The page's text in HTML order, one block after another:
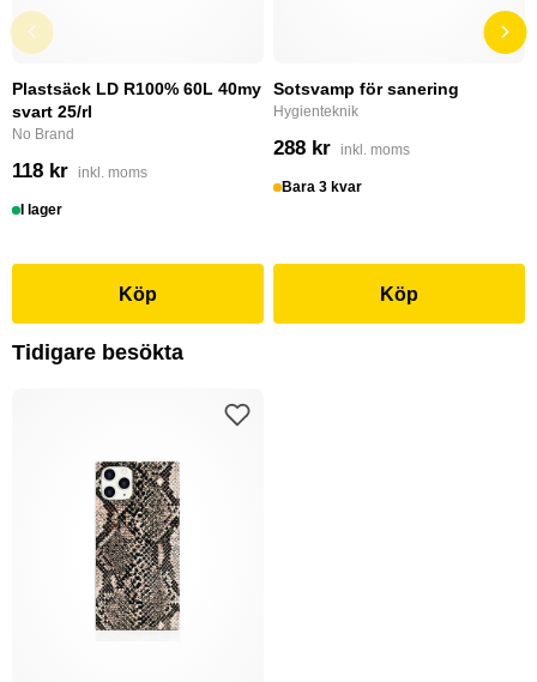
Plastsäck LD R100% 60L 40my
svart 25/rl
No Brand
118 kr inkl. moms
I lager
Köp
Sotsvamp för sanering
Hygienteknik
288 kr inkl. moms
Bara 3 kvar
Köp
Tidigare besökta